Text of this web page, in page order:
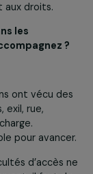
et aux droits.
accompagnez